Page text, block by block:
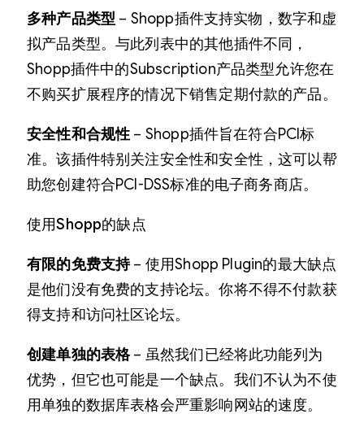
多种产品类型 – Shopp插件支持实物，数字和虚
拟产品类型。与此列表中的其他插件不同，
Shopp插件中的Subscription产品类型允许您在
不购买扩展程序的情况下销售定期付款的产品。
安全性和合规性 – Shopp插件旨在符合PCI标
准。该插件特别关注安全性和安全性，这可以帮
助您创建符合PCI-DSS标准的电子商务商店。
使用Shopp的缺点
有限的免费支持– 使用Shopp Plugin的最大缺点
是他们没有免费的支持论坛。你将不得不付款获
得支持和访问社区论坛。
创建单独的表格– 虽然我们已经将此功能列为
优势，但它也可能是一个缺点。我们不认为不使
用单独的数据库表格会严重影响网站的速度。